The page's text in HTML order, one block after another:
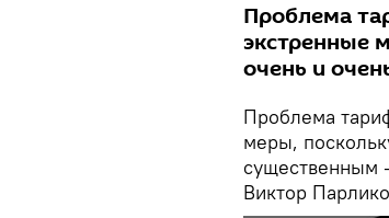
Проблема
экстренные
очень и
Проблема
меры,
существенным
Виктор